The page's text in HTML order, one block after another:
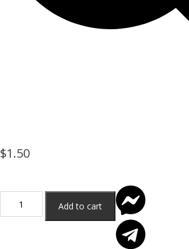
$1.50
Add to cart